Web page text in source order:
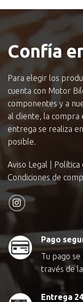
Confía
Para elegir los
cuenta con Motor
componentes y a
al cliente, la compra
entrega se realiza
posible.
Aviso Legal Política
Condiciones de
Pago
Tu pago
través de
Entrega